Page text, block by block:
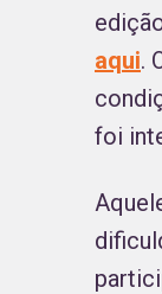
aqui.
foi